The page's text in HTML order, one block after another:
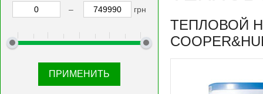
ТЕПЛОВОЙ
– грн